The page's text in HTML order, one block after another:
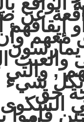
عن
إيقافهم
معهم
يمارسون
والعبث
, والتي
بكل شيء
حق .
الشكوى
قاموا